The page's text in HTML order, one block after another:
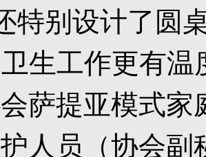
特别设计了圆
生工作更有
萨提亚模式
人员（协会副